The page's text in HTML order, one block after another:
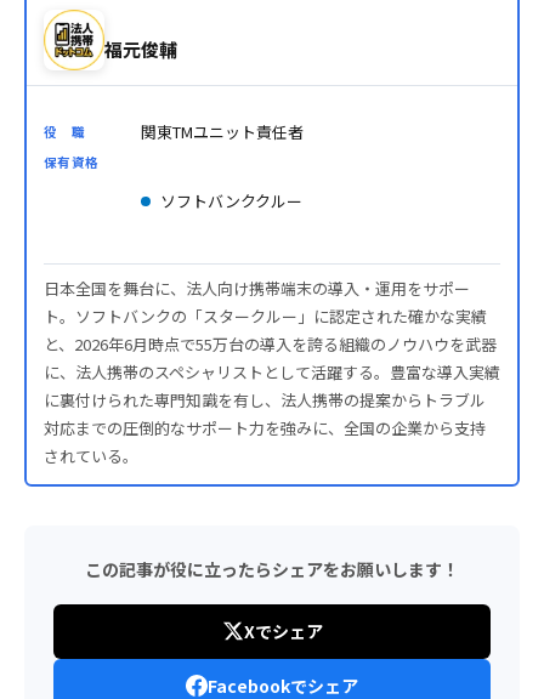
福元俊輔
役 職 関東TMユニット責任者
保有資格
ソフトバンククルー
日本全国を舞台に、法人向け携帯端末の導入・運用をサポー
ト。ソフトバンクの「スタークルー」に認定された確かな実績
と、2026年6月時点で55万台の導入を誇る組織のノウハウを武器
に、法人携帯のスペシャリストとして活躍する。豊富な導入実績
に裏付けられた専門知識を有し、法人携帯の提案からトラブル
対応までの圧倒的なサポート力を強みに、全国の企業から支持
されている。
この記事が役に立ったらシェアをお願いします！
Xでシェア
Facebookでシェア